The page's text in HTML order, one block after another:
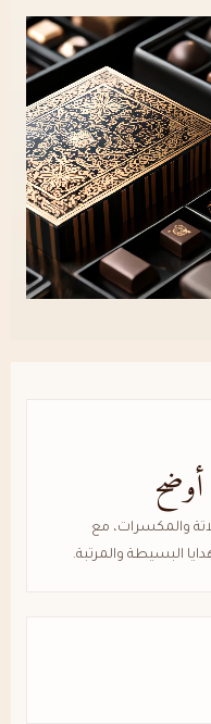
والمكسرات، مع
البسيطة والمرتبة.